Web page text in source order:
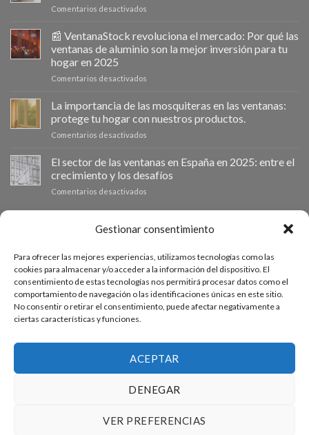
Gestionar consentimiento
Para ofrecer las mejores experiencias, utilizamos tecnologías como las
cookies para almacenar y/o acceder a la información del dispositivo. El
consentimiento de estas tecnologías nos permitirá procesar datos como el
comportamiento de navegación o las identificaciones únicas en este sitio.
No consentir o retirar el consentimiento, puede afectar negativamente a
ciertas características y funciones.
ACEPTAR
DENEGAR
VER PREFERENCIAS
Comentarios desactivados
impulsa
el
cambio
la
en
los
📰 VentanaStock revoluciona el mercado: Por qué las
ventanas de aluminio son la mejor inversión para tu
hogar en 2025
Comentarios desactivados
VentanaStock
revoluciona
el
qué
las
la
inversión
para
hogar
en
2025
La importancia de las mosquiteras en las ventanas:
protege tu hogar con nuestros productos.
Comentarios desactivados
importancia
de
las
ventanas:
hogar
con
nuestros
productos.
El sector de las ventanas en España en 2025: entre el
crecimiento y los desafíos
Comentarios desactivados
de
en
España
en
2025:
entre
y
los
PRESUPUESTO A MEDIDA
Si necesitas ventanas de otras medidas puedes solicitar un
presupuesto a medida desde nuestro formulario de solicitud
de presupuesto.
PREGUNTAS FRECUENTES
CONDICIONES DE USO WEB